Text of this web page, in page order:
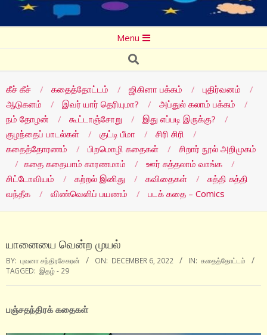
Menu
Search
கீச் கீச் கதைத்தோட்டம் ஜிகினா பக்கம்
புதிர்வனம்
ஆடுகளம்
இவர் யார் தெரியுமா?
அப்துல் கலாம் பக்கம்
நம் தோழன்
கூட்டாஞ்சோறு
இது எப்படி இருக்கு?
குழந்தைப் பாடல்கள்
குட்டி பீமா
சிரி சிரி
கதைத்தோரணம்
பிறமொழி கதைகள்
சிறார் நூல் அறிமுகம்
கதை கதையாம் காரணமாம்
ஊர் சுத்தலாம் வாங்க
சிட்டோவியம்
கற்றல் இனிது கவிதைகள்
சுத்தி சுத்தி
வந்தீக
விண்வெளிப் பயணம் படக் கதை – Comics
யானையை வென்ற முயல்
BY: புவனா சந்திரசேகரன் ON: DECEMBER 6, 2022 IN: கதைத்தோட்டம்
TAGGED: இதழ் - 29
பஞ்சதந்திரக் கதைகள்